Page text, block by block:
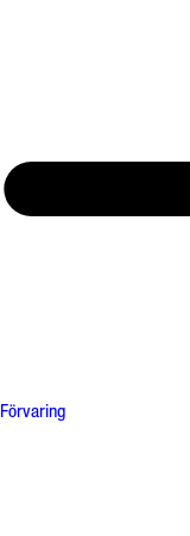
Förvaring